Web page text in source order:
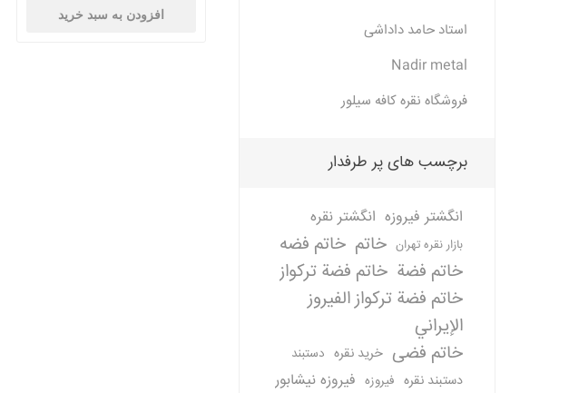
افزودن به سبد خرید
استاد حامد داداشی
Nadir metal
فروشگاه نقره کافه سیلور
برچسب های پر طرفدار
انگشتر فیروزه انگشتر نقره
بازار نقره تهران خاتم خاتم فضه
خاتم فضة خاتم فضة تركواز
خاتم فضة تركواز الفيروز
الإيراني
خاتم فضی خرید نقره دستبند
دستبند نقره فیروزه فیروزه نیشابور